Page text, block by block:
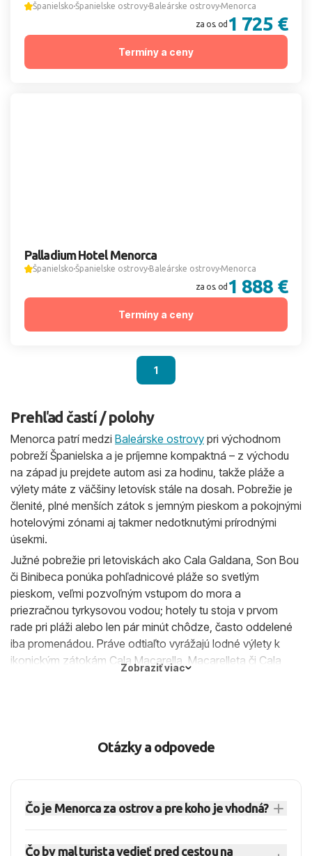
Španielsko Španielske ostrovy Baleárske ostrovy Menorca
za os. od 1 725 €
Termíny a ceny
Palladium Hotel Menorca
Španielsko Španielske ostrovy Baleárske ostrovy Menorca
za os. od 1 888 €
Termíny a ceny
1
Prehľad častí / polohy
Menorca patrí medzi Baleárske ostrovy pri východnom
pobreží Španielska a je príjemne kompaktná – z východu
na západ ju prejdete autom asi za hodinu, takže pláže a
výlety máte z väčšiny letovísk stále na dosah. Pobrežie je
členité, plné menších zátok s jemným pieskom a pokojnými
hotelovými zónami aj takmer nedotknutými prírodnými
úsekmi.
Južné pobrežie pri letoviskách ako Cala Galdana, Son Bou
či Binibeca ponúka pohľadnicové pláže so svetlým
pieskom, veľmi pozvoľným vstupom do mora a
priezračnou tyrkysovou vodou; hotely tu stoja v prvom
rade pri pláži alebo len pár minút chôdze, často oddelené
iba promenádou. Práve odtiaľto vyrážajú lodné výlety k
ikonickým zátokám Cala Macarella, Macarelleta či Cala
ocenenou modrou vlajkou, plytkým morom a výhľadmi na
panoramatický výhľad na more.
Menorca má typickú stredomorskú klímu s dlhým suchým
Zobraziť viac
Otázky a odpovede
Čo je Menorca za ostrov a pre koho je vhodná?
Španielsku, vhodný najmä pre páry, rodiny s
Čo by mal turista vedieť pred cestou na